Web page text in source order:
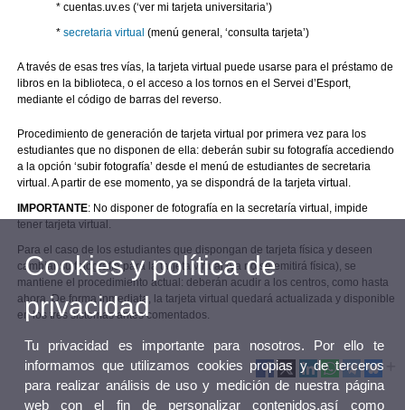
* cuentas.uv.es (‘ver mi tarjeta universitaria’)
*secretaria virtual (menú general, ‘consulta tarjeta’)
A través de esas tres vías, la tarjeta virtual puede usarse para el préstamo de
libros en la biblioteca, o el acceso a los tornos en el Servei d’Esport,
mediante el código de barras del reverso.
Procedimiento de generación de tarjeta virtual por primera vez para los
estudiantes que no disponen de ella: deberán subir su fotografía accediendo
a la opción ‘subir fotografía’ desde el menú de estudiantes de secretaria
virtual. A partir de ese momento, ya se dispondrá de la tarjeta virtual.
IMPORTANTE: No disponer de fotografía en la secretaría virtual, impide
tener tarjeta virtual.
Para el caso de los estudiantes que dispongan de tarjeta física y deseen
cambiar su fotografía para la tarjeta virtual (ya no se emitirá física), se
mantiene el procedimiento actual: deberán acudir a los centros, como hasta
ahora. De forma inmediata, la tarjeta virtual quedará actualizada y disponible
en los tres sistemas antes comentados.
Cookies y política de
privacidad
Tu privacidad es importante para nosotros. Por ello te
informamos que utilizamos cookies propias y de terceros
para realizar análisis de uso y medición de nuestra página
web con el fin de personalizar contenidos,así como